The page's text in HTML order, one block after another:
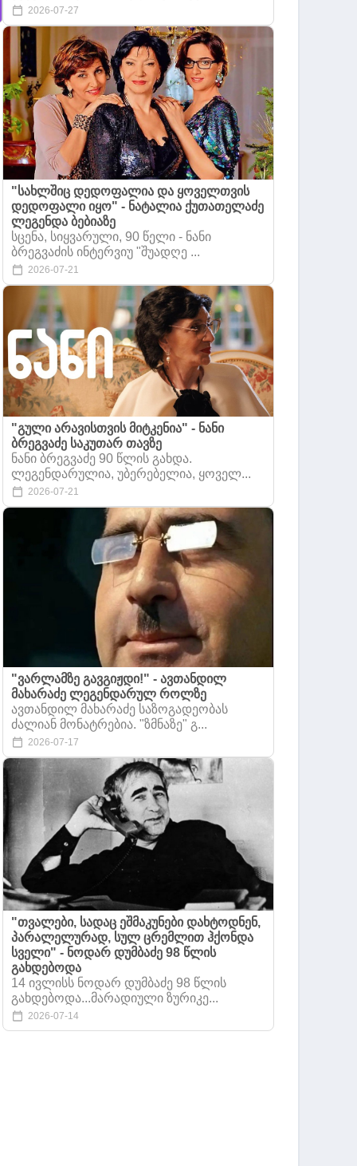
2026-07-27
"სახლშიც დედოფალია და ყოველთვის
დედოფალი იყო" - ნატალია ქუთათელაძე
ლეგენდა ბებიაზე
სცენა, სიყვარული, 90 წელი - ნანი
ბრეგვაძის ინტერვიუ "შუადღე ...
2026-07-21
"გული არავისთვის მიტკენია" - ნანი
ბრეგვაძე საკუთარ თავზე
ნანი ბრეგვაძე 90 წლის გახდა.
ლეგენდარულია, უბერებელია, ყოველ...
2026-07-21
"ვარლამზე გავგიჟდი!" - ავთანდილ
მახარაძე ლეგენდარულ როლზე
ავთანდილ მახარაძე საზოგადეობას
ძალიან მონატრებია. "ზმნაზე" გ...
2026-07-17
"თვალები, სადაც ეშმაკუნები დახტოდნენ,
პარალელურად, სულ ცრემლით ჰქონდა
სველი" - ნოდარ დუმბაძე 98 წლის
გახდებოდა
14 ივლისს ნოდარ დუმბაძე 98 წლის
გახდებოდა...მარადიული ზურიკე...
2026-07-14